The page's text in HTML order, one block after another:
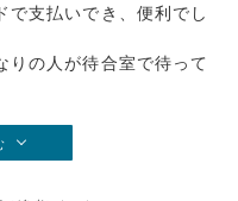
で支払いでき、便利でし
りの人が待合室で待って